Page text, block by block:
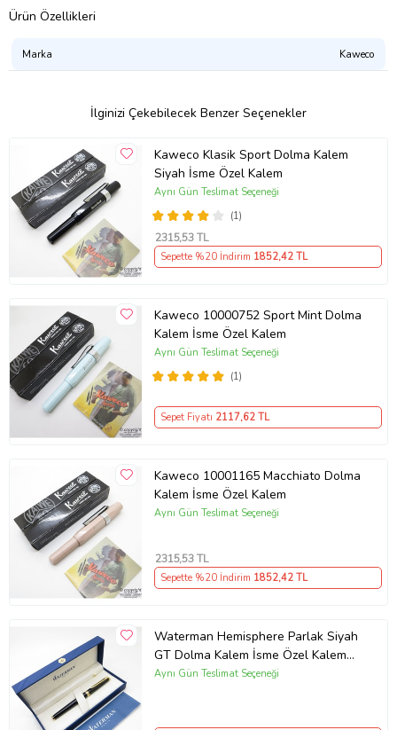
Ürün Özellikleri
Marka Kaweco
İlginizi Çekebilecek Benzer Seçenekler
Kaweco Klasik Sport Dolma Kalem
Siyah İsme Özel Kalem
(1)
Aynı Gün Teslimat Seçeneği
2315,53 TL
Sepette %20 İndirim 1852,42 TL
Kaweco 10000752 Sport Mint Dolma
Kalem İsme Özel Kalem
(1)
Aynı Gün Teslimat Seçeneği
Sepet Fiyatı 2117,62 TL
Kaweco 10001165 Macchiato Dolma
Kalem İsme Özel Kalem
Aynı Gün Teslimat Seçeneği
2315,53 TL
Sepette %20 İndirim 1852,42 TL
Waterman Hemisphere Parlak Siyah
GT Dolma Kalem İsme Özel Kalem
Hediye Kalem
Aynı Gün Teslimat Seçeneği